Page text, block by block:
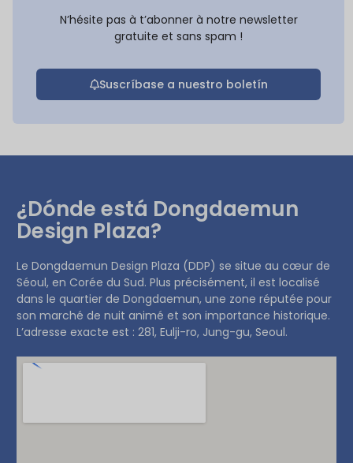
N’hésite pas à t’abonner à notre newsletter
gratuite et sans spam !
Suscríbase a nuestro boletín
¿Dónde está Dongdaemun
Design Plaza?
Le Dongdaemun Design Plaza (DDP) se situe au cœur de
Séoul, en Corée du Sud. Plus précisément, il est localisé
dans le quartier de Dongdaemun, une zone réputée pour
son marché de nuit animé et son importance historique.
L’adresse exacte est : 281, Eulji-ro, Jung-gu, Seoul.